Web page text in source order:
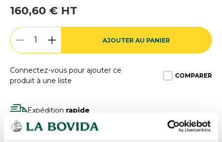
160,60 € HT
AJOUTER AU PANIER
Connectez-vous pour ajouter ce
produit à une liste
COMPARER
Expédition rapide
Des expertsà votre écoute